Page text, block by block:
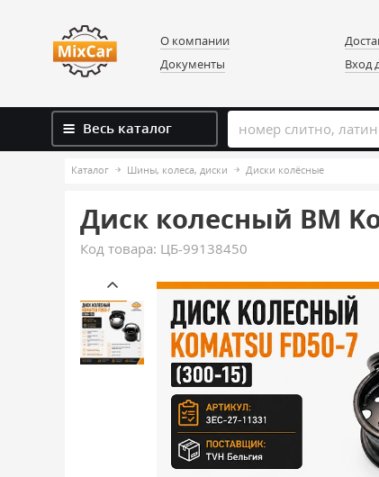
О компании
Документы
Вход
Весь каталог
Каталог Шины, колеса, диски Диски колёсные
Диск колесный ВМ
Код товара: ЦБ-99138450